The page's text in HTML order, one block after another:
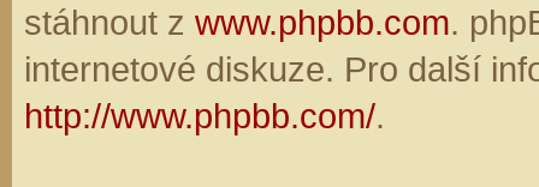
stáhnout z www.phpbb.com.
internetové diskuze. Pro další
http://www.phpbb.com/.